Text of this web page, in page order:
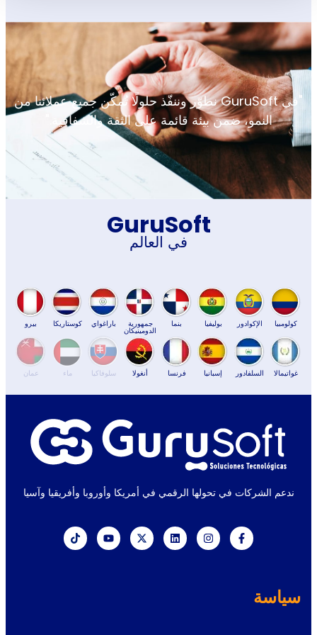
"في GuruSoft نطوّر وننفّذ حلولًا تُمكّن جميع عملائنا من
النمو، ضمن بيئة قائمة على الثقة والشفافية."​
GuruSoft
في العالم
كولومبيا الإكوادور بوليفيا بنما جمهورية
الدومينيكان
باراغواي كوستاريكا بيرو
غواتيمالا السلفادور إسبانيا فرنسا أنغولا سلوفاكيا ماء عمان
ندعم الشركات في تحولها الرقمي في أمريكا وأوروبا وأفريقيا وآسيا
سياسة